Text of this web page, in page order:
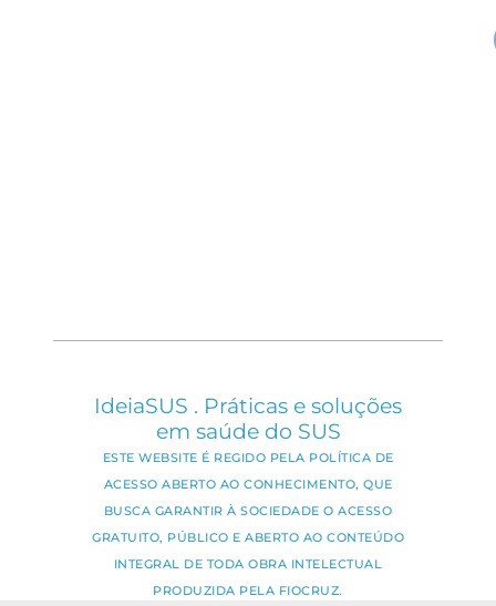
IdeiaSUS . Práticas e soluções
em saúde do SUS
ESTE WEBSITE É REGIDO PELA POLÍTICA DE
ACESSO ABERTO AO CONHECIMENTO, QUE
BUSCA GARANTIR À SOCIEDADE O ACESSO
GRATUITO, PÚBLICO E ABERTO AO CONTEÚDO
INTEGRAL DE TODA OBRA INTELECTUAL
PRODUZIDA PELA FIOCRUZ.